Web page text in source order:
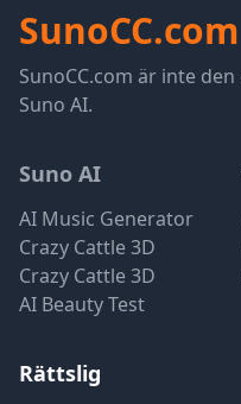
SunoCC.com
SunoCC.com är inte
Suno AI.
Suno AI
AI Music Generator
Crazy Cattle 3D
Crazy Cattle 3D
AI Beauty Test
Rättslig